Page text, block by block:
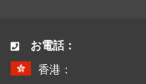
お電話：
香港：